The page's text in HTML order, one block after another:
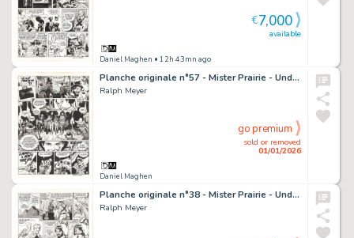
Daniel Maghen • 12h 43mn ago
available
€7,000
Planche originale n°57 - Mister Prairie - Undertaker
Ralph Meyer
Daniel Maghen
sold or removed
01/01/2026
go premium
Planche originale n°38 - Mister Prairie - Undertaker
Ralph Meyer